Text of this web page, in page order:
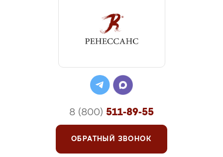
8 (800) 511-89-55
ОБРАТНЫЙ ЗВОНОК